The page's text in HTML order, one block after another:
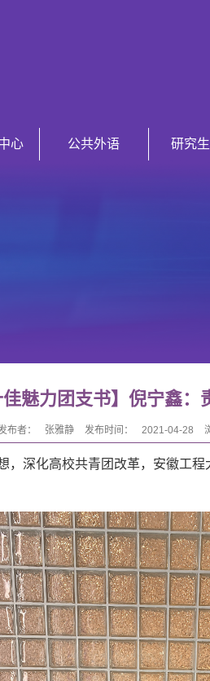
心 公共外语 研究
佳魅力团支书】倪宁鑫
布者： 张雅静 发布时间： 2021-04-28
深化高校共青团改革，安徽工